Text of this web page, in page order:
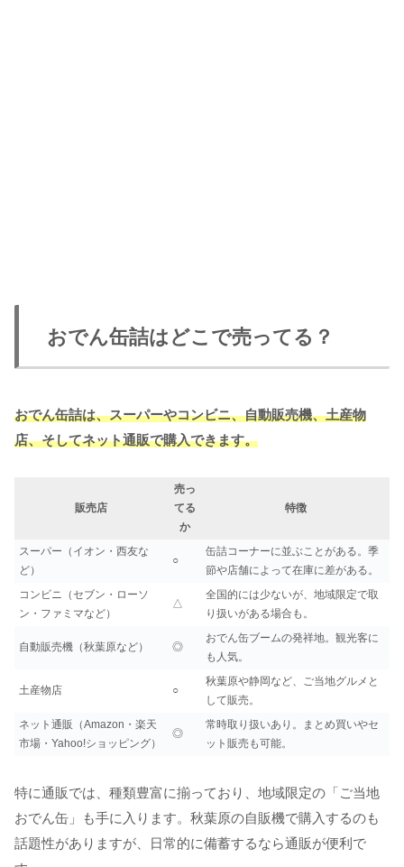
おでん缶詰はどこで売ってる？
おでん缶詰は、スーパーやコンビニ、自動販売機、土産物
店、そしてネット通販で購入できます。
販売店
売っ
てる
か
特徴
スーパー（イオン・西友な
ど）
○
缶詰コーナーに並ぶことがある。季
節や店舗によって在庫に差がある。
コンビニ（セブン・ローソ
ン・ファミマなど）
△
全国的には少ないが、地域限定で取
り扱いがある場合も。
自動販売機（秋葉原など） ◎
おでん缶ブームの発祥地。観光客に
も人気。
土産物店 ○
秋葉原や静岡など、ご当地グルメと
して販売。
ネット通販（Amazon・楽天
市場・Yahoo!ショッピング）
◎
常時取り扱いあり。まとめ買いやセ
ット販売も可能。
特に通販では、種類豊富に揃っており、地域限定の「ご当地
おでん缶」も手に入ります。秋葉原の自販機で購入するのも
話題性がありますが、日常的に備蓄するなら通販が便利で